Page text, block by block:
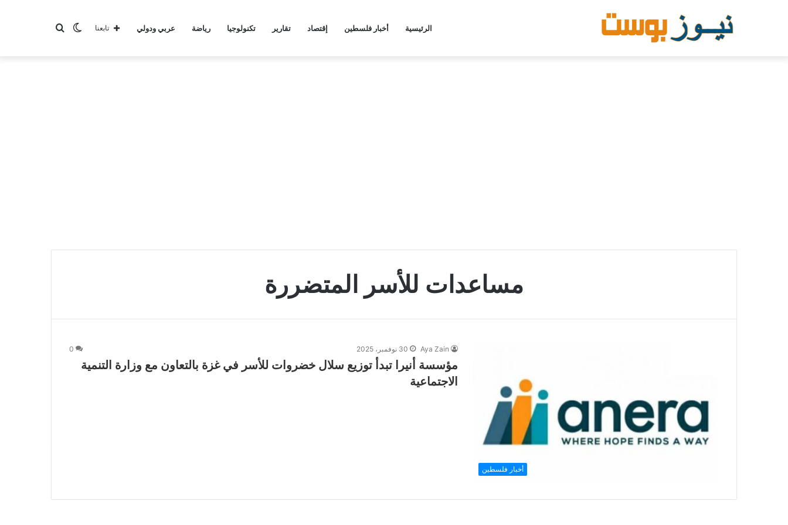
الرئيسية أخبار فلسطين إقتصاد تقارير تكنولوجيا رياضة عربي ودولي بحثالوضع تابعنا
مساعدات للأسر المتضررة
أخبار فلسطين
Aya Zain 30 نوفمبر، 2025 0
مؤسسة أنيرا تبدأ توزيع سلال خضروات للأسر في غزة بالتعاون مع وزارة التنمية
الاجتماعية